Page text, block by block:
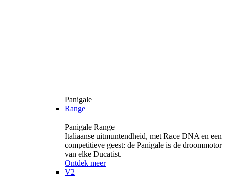
Panigale
Range
Panigale Range
Italiaanse uitmuntendheid, met Race DNA en een
competitieve geest: de Panigale is de droommotor
van elke Ducatist.
Ontdek meer
V2